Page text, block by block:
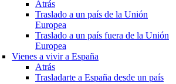
Atrás
Traslado a un país de la Unión
Europea
Traslado a un país fuera de la Unión
Europea
Vienes a vivir a España
Atrás
Trasladarte a España desde un país